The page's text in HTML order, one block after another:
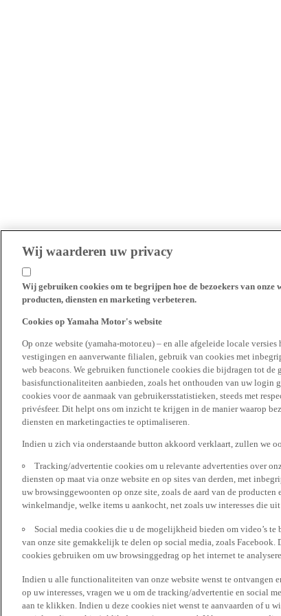
Wij waarderen uw privacy
Wij gebruiken cookies om te begrijpen hoe de bezoekers van onze
producten, diensten en marketing verbeteren.
Cookies op Yamaha Motor's website
Op onze website (yamaha-motor.eu) – en alle afgeleide locale
vestigingen en aanverwante filialen, gebruik van cookies met
web beacons. We gebruiken functionele cookies die bijdragen tot de
basisfunctionaliteiten aanbieden, zoals het onthouden van uw login
cookies voor de aanmaak van gebruikersstatistieken, steeds met
privésfeer. Dit helpt ons om inzicht te krijgen in de manier waarop
diensten en marketingacties te optimaliseren.
Indien u zich via onderstaande button akkoord verklaart, zullen we
Tracking/advertentie cookies om u relevante advertenties over
diensten op maat via onze website en op sites van derden, met
uw browsinggewoonten op onze site, zoals de aard van de
winkelmandje, welke items u aankocht, net zoals uw interesses die
Social media cookies die u de mogelijkheid bieden om video’s
van onze site gemakkelijk te delen op social media, zoals
cookies gebruiken om uw browsinggedrag op het internet te
Indien u alle functionaliteiten van onze website wenst te ontvangen
op uw interesses, vragen we u om de tracking/advertentie en social
aan te klikken. Indien u deze cookies niet wenst te aanvaarden of u